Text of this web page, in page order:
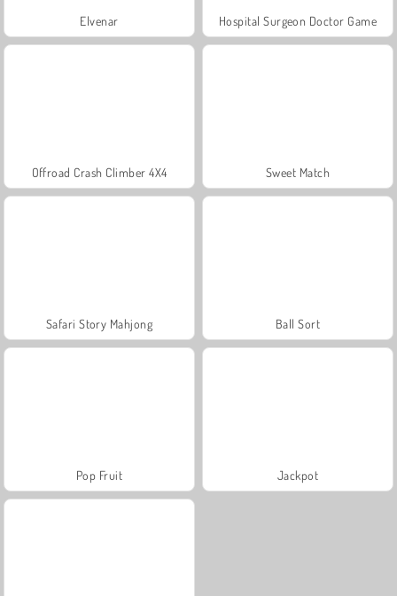
Elvenar Hospital Surgeon Doctor Game
Offroad Crash Climber 4X4 Sweet Match
Safari Story Mahjong Ball Sort
Pop Fruit Jackpot